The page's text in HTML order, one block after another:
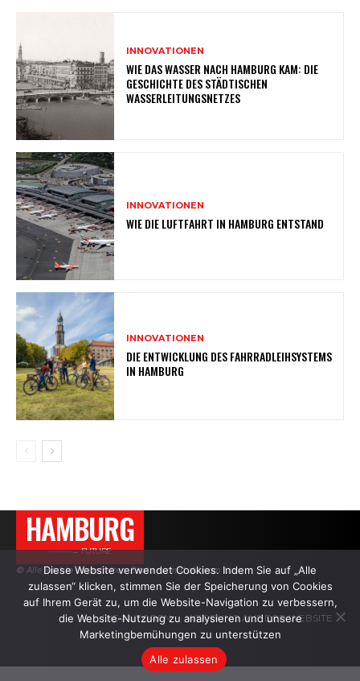
INNOVATIONEN
WIE DAS WASSER NACH HAMBURG KAM: DIE
GESCHICHTE DES STÄDTISCHEN
WASSERLEITUNGSNETZES
INNOVATIONEN
WIE DIE LUFTFAHRT IN HAMBURG ENTSTAND
INNOVATIONEN
DIE ENTWICKLUNG DES FAHRRADLEIHSYSTEMS
IN HAMBURG
HAMBURG
———→ FUTURE
© Alle Rechte vorbehalten. Zitate nur mit aktivem Link.
DIE AUTOREN WERBUNG AUF DER WEBSITE
Diese Website verwendet Cookies. Indem Sie auf „Alle
zulassen“ klicken, stimmen Sie der Speicherung von Cookies
auf Ihrem Gerät zu, um die Website-Navigation zu verbessern,
die Website-Nutzung zu analysieren und unsere
Marketingbemühungen zu unterstützen
Alle zulassen